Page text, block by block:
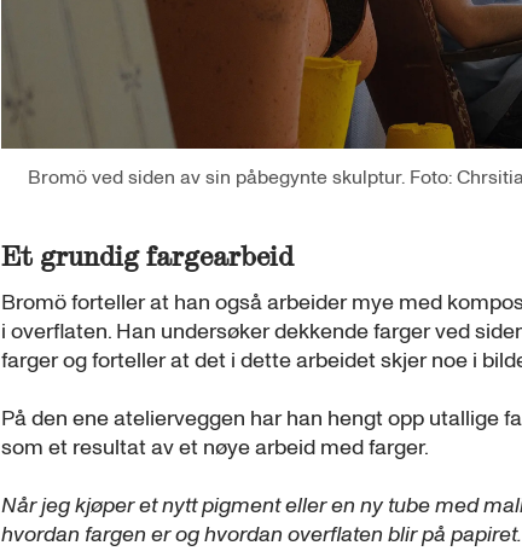
Bromö ved siden av sin påbegynte skulptur. Foto:
Et grundig fargearbeid
Bromö forteller at han også arbeider mye med
i overflaten. Han undersøker dekkende farger ved
farger og forteller at det i dette arbeidet skjer noe i
På den ene atelierveggen har han hengt opp utallige
som et resultat av et nøye arbeid med farger.
Når jeg kjøper et nytt pigment eller en ny tube med
hvordan fargen er og hvordan overflaten blir på papiret.